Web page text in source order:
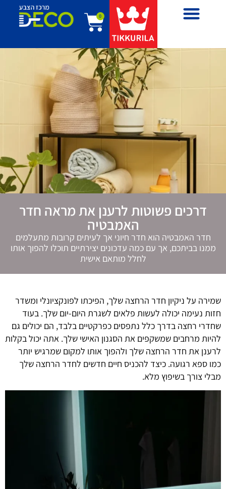
0
דרכים פשוטות לרענן את מראה חדר
האמבטיה
חדר האמבטיה הוא חדר חיוני אך לעיתים קרובות מתעלמים
ממנו בביתכם, אך עם כמה עדכונים יצירתיים תוכלו להפוך אותו
לחלל מותאם אישית
שמירה על ניקיון חדר הרחצה שלך, הפיכתו לפונקציונלי ומשדר
חזות נעימה יכולה לעשות פלאים לשגרת היום-יום שלך. בעוד
שחדרי רחצה בדרך כלל נתפסים כפרקטיים בלבד, הם יכולים גם
להיות מרחבים שמשקפים את הסגנון האישי שלך. אתה יכול בקלות
לרענן את חדר הרחצה שלך ולהפוך אותו למקום שמרגיש יותר
כמו ספא רגועה. כיצד להכניס חיים חדשים לחדר הרחצה שלך
מבלי צורך בשיפוץ מלא.